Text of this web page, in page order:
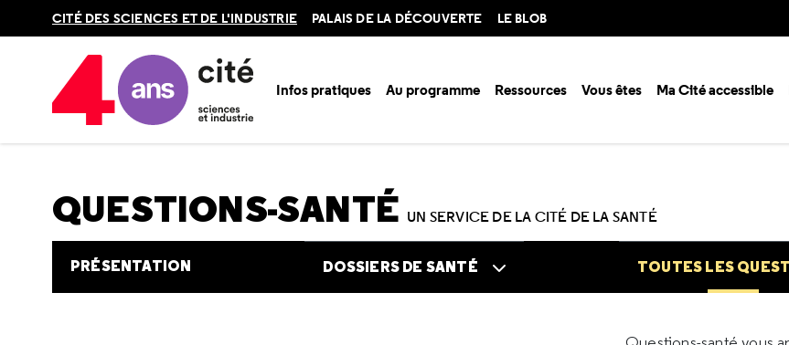
en
CITÉ DES SCIENCES ET DE L'INDUSTRIE PALAIS DE LA DÉCOUVERTE LE BLOB
Infos pratiques Au programme Ressources Vous êtes Ma Cité accessible
Accueil Au programme
QUESTIONS-SANTÉ UN SERVICE DE LA CITÉ DE LA SANTÉ
PRÉSENTATION DOSSIERS DE SANTÉ TOUTES LES